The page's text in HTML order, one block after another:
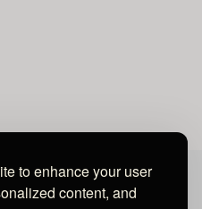
to enhance your user
content, and